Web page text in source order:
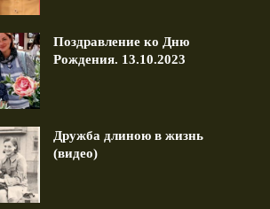
Поздравление ко Дню
Рождения. 13.10.2023
Дружба длиною в жизнь
(видео)